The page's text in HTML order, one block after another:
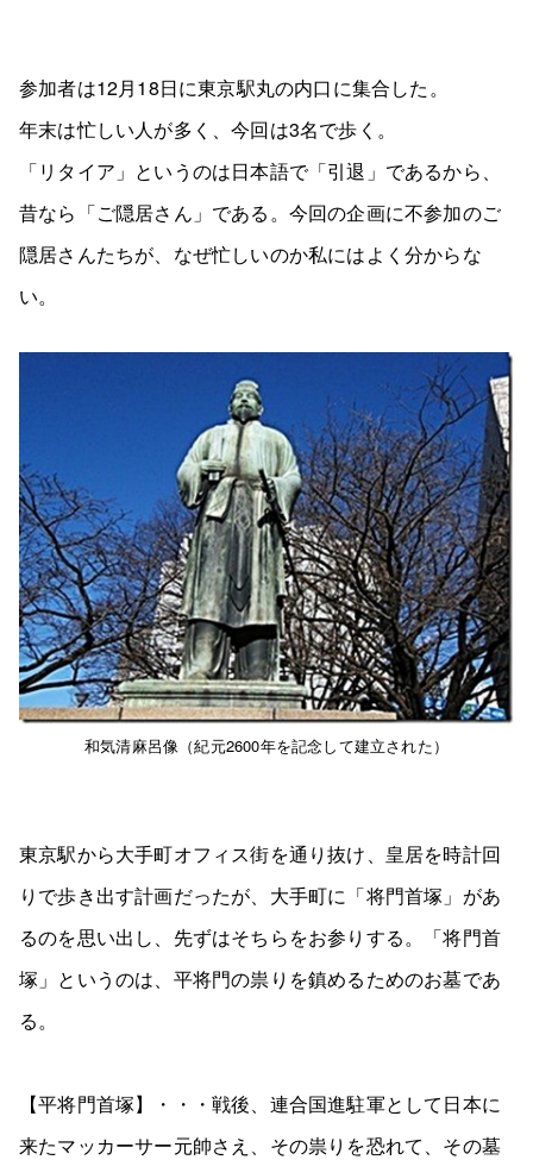
参加者は12月18日に東京駅丸の内口に集合した。
年末は忙しい人が多く、今回は3名で歩く。
「リタイア」というのは日本語で「引退」であるから、
昔なら「ご隠居さん」である。今回の企画に不参加のご
隠居さんたちが、なぜ忙しいのか私にはよく分からな
い。
和気清麻呂像（紀元2600年を記念して建立された）
東京駅から大手町オフィス街を通り抜け、皇居を時計回
りで歩き出す計画だったが、大手町に「将門首塚」があ
るのを思い出し、先ずはそちらをお参りする。「将門首
塚」というのは、平将門の祟りを鎮めるためのお墓であ
る。
【平将門首塚】・・・戦後、連合国進駐軍として日本に
来たマッカーサー元帥さえ、その祟りを恐れて、その墓